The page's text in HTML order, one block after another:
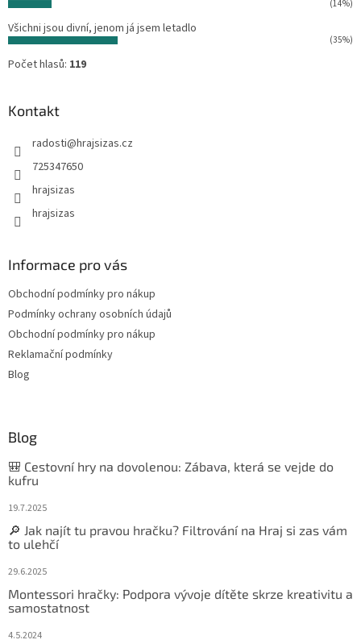
(14%)
Všichni jsou divní, jenom já jsem letadlo
(35%)
Počet hlasů: 119
Kontakt
radosti@hrajsizas.cz
725347650
hrajsizas
hrajsizas
Informace pro vás
Obchodní podmínky pro nákup
Podmínky ochrany osobních údajů
Obchodní podmínky pro nákup
Reklamační podmínky
Blog
Blog
🎒 Cestovní hry na dovolenou: Zábava, která se vejde do
kufru
19.7.2025
🔎 Jak najít tu pravou hračku? Filtrování na Hraj si zas vám
to ulehčí
29.6.2025
Montessori hračky: Podpora vývoje dítěte skrze kreativitu a
samostatnost
4.5.2024